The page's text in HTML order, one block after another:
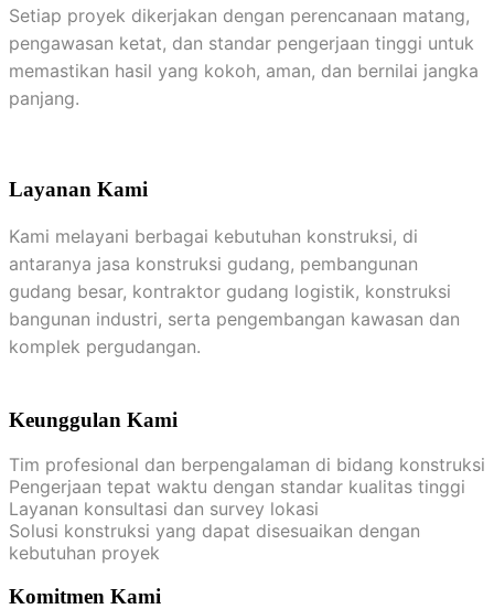
Setiap proyek dikerjakan dengan perencanaan matang,
pengawasan ketat, dan standar pengerjaan tinggi untuk
memastikan hasil yang kokoh, aman, dan bernilai jangka
panjang.
Layanan Kami
Kami melayani berbagai kebutuhan konstruksi, di
antaranya jasa konstruksi gudang, pembangunan
gudang besar, kontraktor gudang logistik, konstruksi
bangunan industri, serta pengembangan kawasan dan
komplek pergudangan.
Keunggulan Kami
Tim profesional dan berpengalaman di bidang konstruksi
Pengerjaan tepat waktu dengan standar kualitas tinggi
Layanan konsultasi dan survey lokasi
Solusi konstruksi yang dapat disesuaikan dengan
kebutuhan proyek
Komitmen Kami